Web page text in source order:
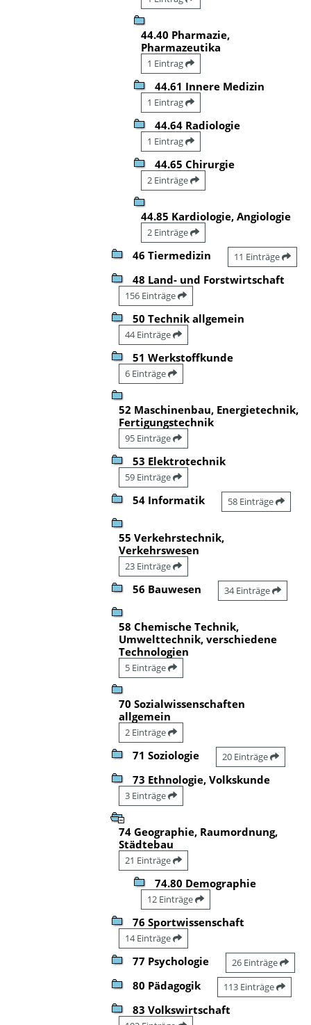
44.40 Pharmazie,
Pharmazeutika
1 Eintrag
44.61 Innere Medizin
1 Eintrag
44.64 Radiologie
1 Eintrag
44.65 Chirurgie
2 Einträge
44.85 Kardiologie, Angiologie
2 Einträge
46 Tiermedizin 11 Einträge
48 Land- und Forstwirtschaft
156 Einträge
50 Technik allgemein
44 Einträge
51 Werkstoffkunde
6 Einträge
52 Maschinenbau, Energietechnik,
Fertigungstechnik
95 Einträge
53 Elektrotechnik
59 Einträge
54 Informatik 58 Einträge
55 Verkehrstechnik,
Verkehrswesen
23 Einträge
56 Bauwesen 34 Einträge
58 Chemische Technik,
Umwelttechnik, verschiedene
Technologien
5 Einträge
70 Sozialwissenschaften
allgemein
2 Einträge
71 Soziologie 20 Einträge
73 Ethnologie, Volkskunde
3 Einträge
74 Geographie, Raumordnung,
Städtebau
21 Einträge
74.80 Demographie
12 Einträge
76 Sportwissenschaft
14 Einträge
77 Psychologie 26 Einträge
80 Pädagogik 113 Einträge
83 Volkswirtschaft